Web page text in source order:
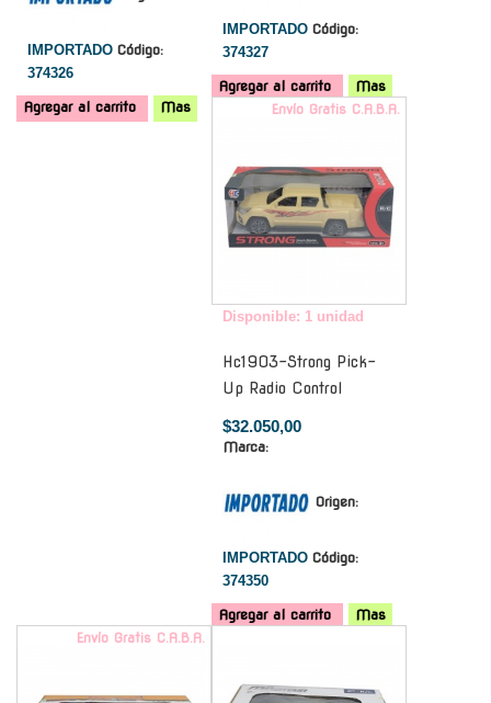
IMPORTADO Código:
374326
Agregar al carrito Mas
IMPORTADO Código:
374327
Agregar al carrito
Mas
Envío Gratis C.A.B.A.
Disponible: 1 unidad
Hc1903-Strong Pick-
Up Radio Control
$32.050,00
Marca:
Origen:
IMPORTADO Código:
374350
Agregar al carrito
Mas
Envío Gratis C.A.B.A.